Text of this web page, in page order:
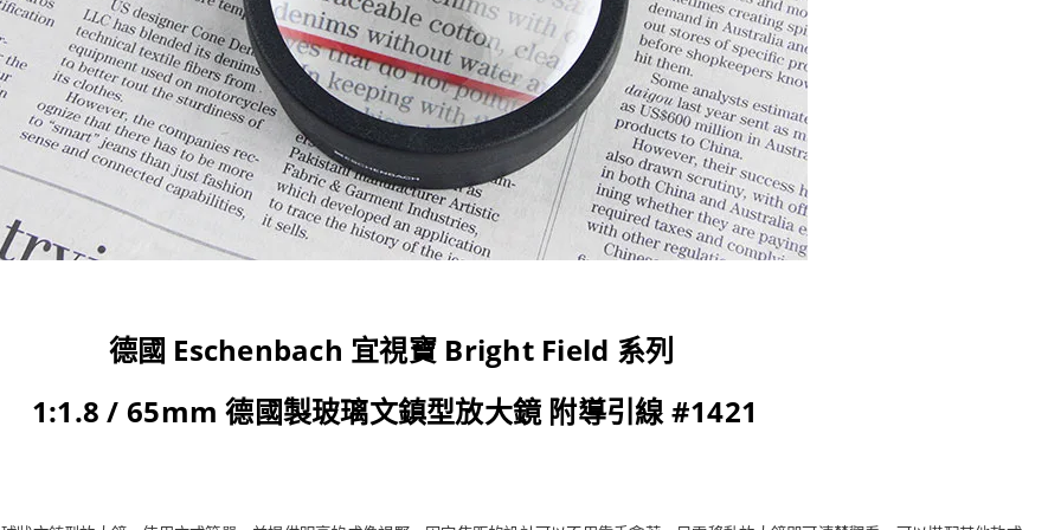
德國 Eschenbach 宜視寶 Bright Field 系列
1:1.8 / 65mm 德國製玻璃文鎮型放大鏡 附導引線 #1421